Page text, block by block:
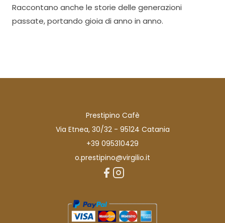
Raccontano anche le storie delle generazioni
passate, portando gioia di anno in anno.
Prestipino Cafè
Via Etnea, 30/32 - 95124 Catania
+39 095310429
o.prestipino@virgilio.it